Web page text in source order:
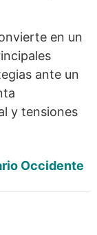
en un
ante un
y tensiones
Occidente